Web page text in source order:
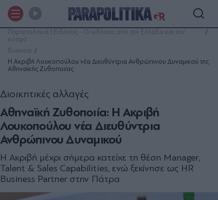
Παραπολιτικά | Ειδήσεις - Οι ειδήσεις από την Ελλάδα και τον
κόσμο
Business
Η Ακριβή Λουκοπούλου νέα Διευθύντρια Ανθρώπινου Δυναμικού της
Αθηναϊκής Ζυθοποιίας
Αθηναϊκή Ζυθοποιία: Η Ακριβή
Λουκοπούλου νέα Διευθύντρια
Ανθρώπινου Δυναμικού
Διοικητικές αλλαγές
Η Ακριβή μέχρι σήμερα κατείχε τη θέση Manager,
Talent & Sales Capabilities, ενώ ξεκίνησε ως HR
Business Partner στην Πάτρα